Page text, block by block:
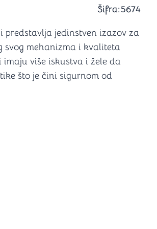
Šifra:5674
predstavlja jedinstven izazov za
svog mehanizma i kvaliteta
više iskustva i žele da
što je čini sigurnom od